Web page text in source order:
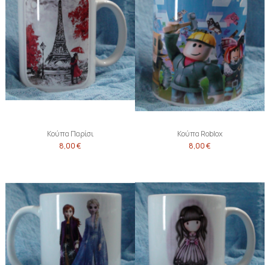
Κούπα Παρίσι
8,00 €
Κούπα Roblox
8,00 €